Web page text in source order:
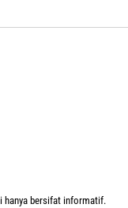
hanya bersifat informatif.